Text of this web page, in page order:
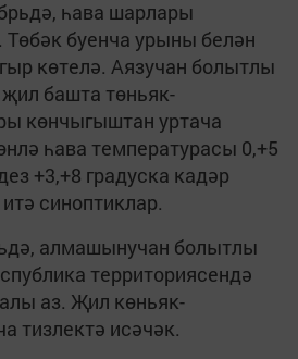
һава шарлары
буенча урыны белән
көтелә. Аязучан болытлы
башта төньяк-
көнчыгыштан уртача
һава температурасы 0,+5
+3,+8 градуска кадәр
синоптиклар.
алмашынучан болытлы
территориясендә
аз. Җил көньяк-
тизлектә исәчәк.